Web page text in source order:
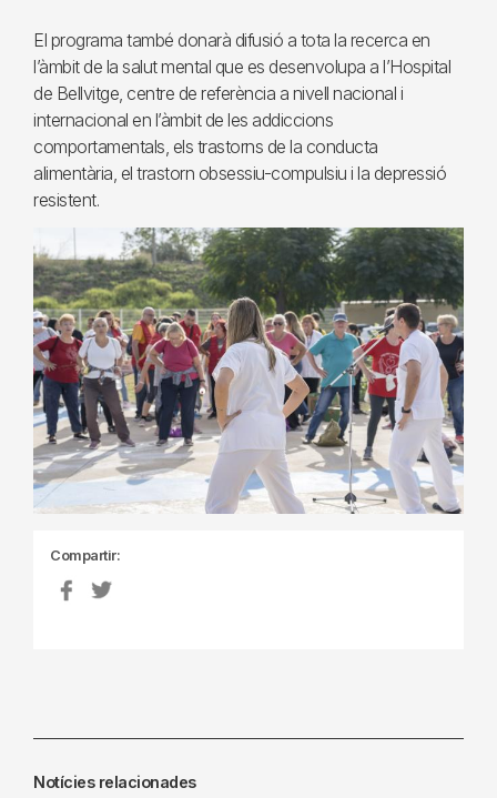
El programa també donarà difusió a tota la recerca en
l’àmbit de la salut mental que es desenvolupa a l’Hospital
de Bellvitge, centre de referència a nivell nacional i
internacional en l’àmbit de les addiccions
comportamentals, els trastorns de la conducta
alimentària, el trastorn obsessiu-compulsiu i la depressió
resistent.
Compartir:
Notícies relacionades